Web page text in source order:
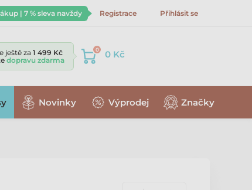
| 7 % sleva navždy Registrace Přihlásit se
ještě za 1 499 Kč
dopravu zdarma
0 0 Kč
Novinky Výprodej Značky